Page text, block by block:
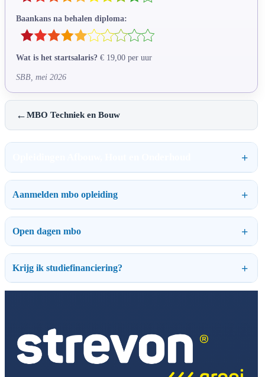
Baankans na behalen diploma:
Wat is het startsalaris? € 19,00 per uur
SBB, mei 2026
←MBO Techniek en Bouw
Aanmelden mbo opleiding
Open dagen mbo
Krijg ik studiefinanciering?